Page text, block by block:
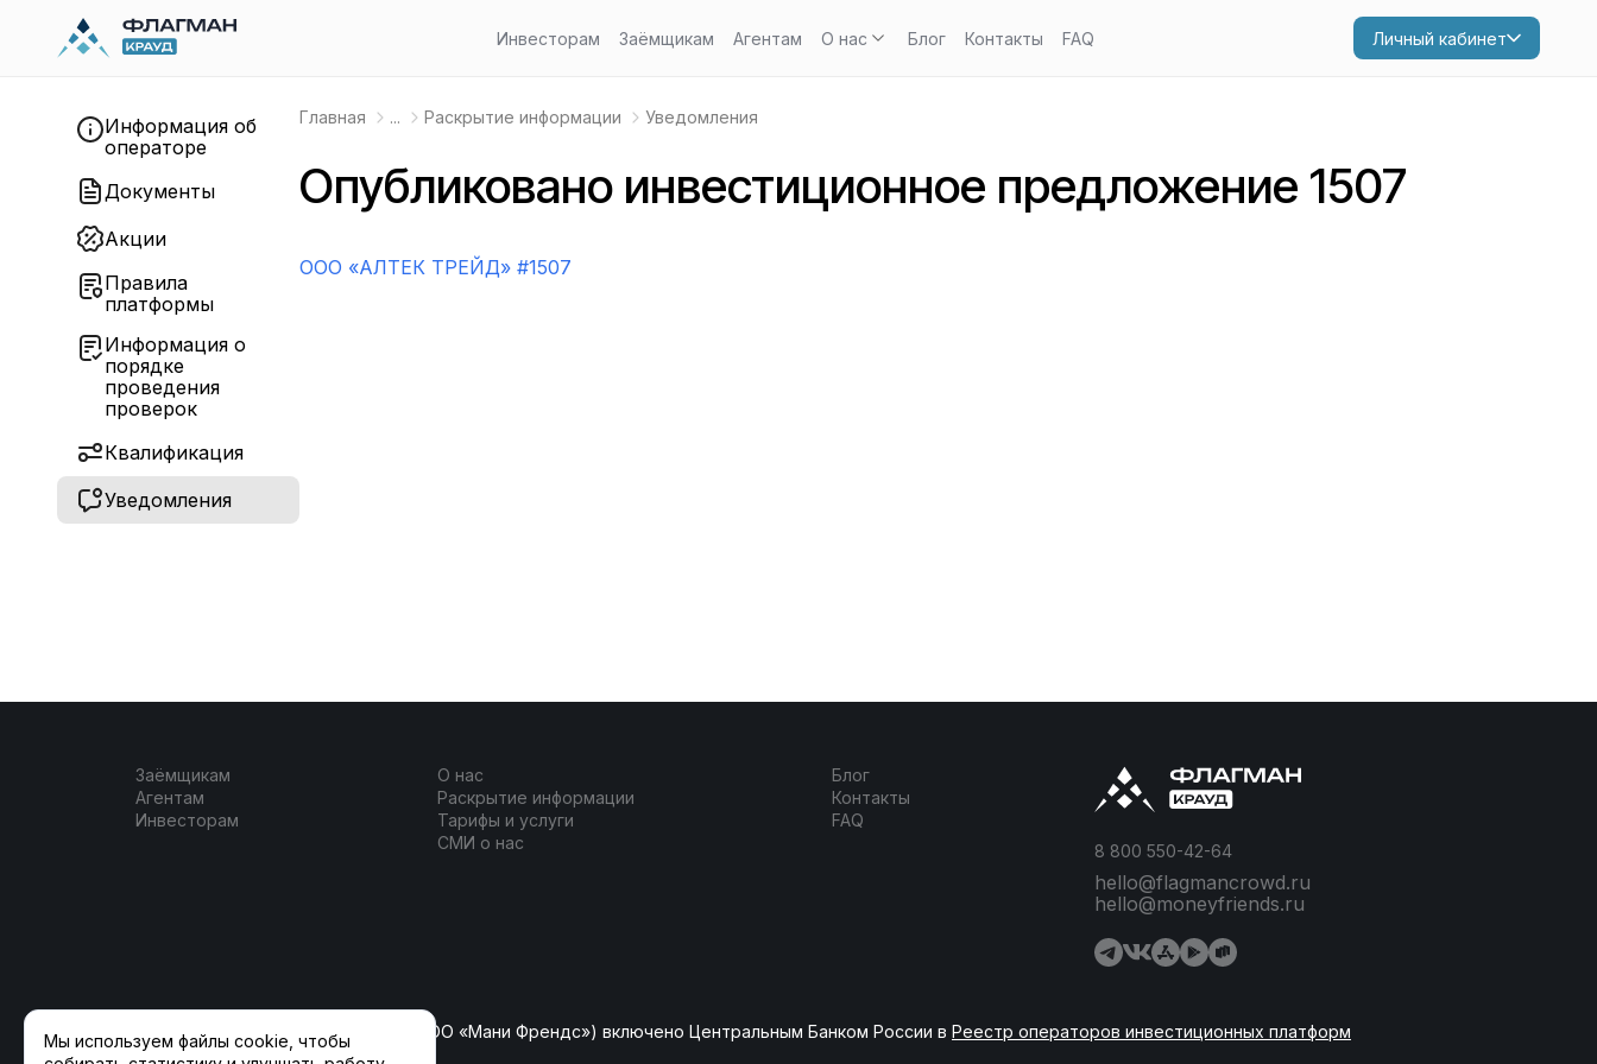
Инвесторам Заёмщикам Агентам О нас Блог Контакты FAQ Личный кабинет
Мы используем файлы cookie, чтобы
Информация об
операторе
Документы
Акции
Правила
платформы
Информация о
порядке
проведения
проверок
Квалификация
Уведомления
Главная ... Раскрытие информации Уведомления
Опубликовано инвестиционное предложение 1507
OOO «АЛТЕК ТРЕЙД» #1507
Заёмщикам
Агентам
Инвесторам
О нас
Раскрытие информации
Тарифы и услуги
СМИ о нас
Блог
Контакты
FAQ
8 800 550-42-64
hello@flagmancrowd.ru
hello@moneyfriends.ru
ООО «ФлагманКрауд» (ранее ООО «Мани Френдс») включено Центральным Банком России в Реестр операторов инвестиционных платформ